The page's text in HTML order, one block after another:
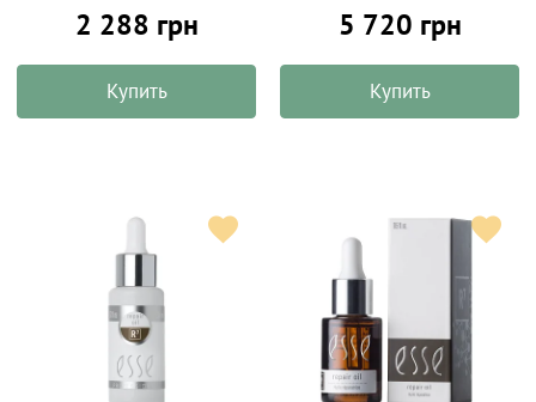
2 288 грн
Купить
5 720 грн
Купить